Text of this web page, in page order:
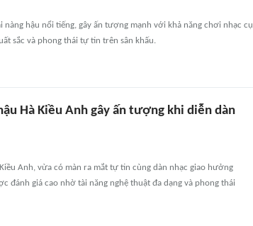
nàng hậu nổi tiếng, gây ấn tượng mạnh với khả năng chơi nhạc cụ
sắc và phong thái tự tin trên sân khấu.
Hà Kiều Anh gây ấn tượng khi diễn dàn
Anh, vừa có màn ra mắt tự tin cùng dàn nhạc giao hưởng
đánh giá cao nhờ tài năng nghệ thuật đa dạng và phong thái